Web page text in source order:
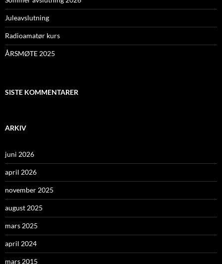
Juleavslutning
Radioamatør kurs
ÅRSMØTE 2025
SISTE KOMMENTARER
ARKIV
juni 2026
april 2026
november 2025
august 2025
mars 2025
april 2024
mars 2015